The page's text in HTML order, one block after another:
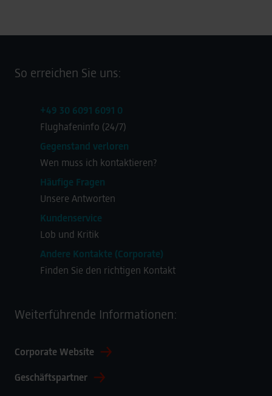
So erreichen Sie uns:
+49 30 6091 6091 0
Flughafeninfo (24/7)
Gegenstand verloren
Wen muss ich kontaktieren?
Häufige Fragen
Unsere Antworten
Kundenservice
Lob und Kritik
Andere Kontakte (Corporate)
Finden Sie den richtigen Kontakt
Weiterführende Informationen:
Corporate Website
Geschäftspartner